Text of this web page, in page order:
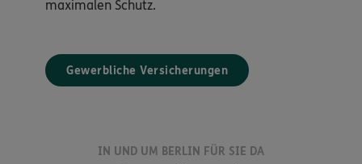
maximalen Schutz.
Gewerbliche Versicherungen
IN UND UM BERLIN FÜR SIE DA